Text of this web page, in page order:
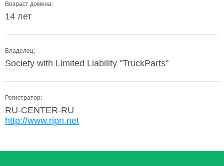
Возраст домена:
14 лет
Владелец:
Society with Limited Liability "TruckParts"
Регистратор:
RU-CENTER-RU
http://www.ripn.net